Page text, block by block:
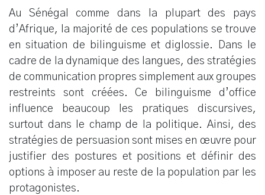
Au Sénégal comme dans la plupart des pays
d’Afrique, la majorité de ces populations se trouve
en situation de bilinguisme et diglossie. Dans le
cadre de la dynamique des langues, des stratégies
de communication propres simplement aux groupes
restreints sont créées. Ce bilinguisme d’office
influence beaucoup les pratiques discursives,
surtout dans le champ de la politique. Ainsi, des
stratégies de persuasion sont mises en œuvre pour
justifier des postures et positions et définir des
options à imposer au reste de la population par les
protagonistes.